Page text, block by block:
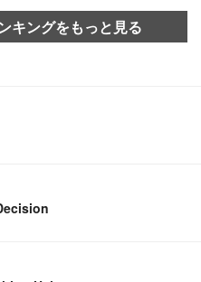
キングをもっと見る